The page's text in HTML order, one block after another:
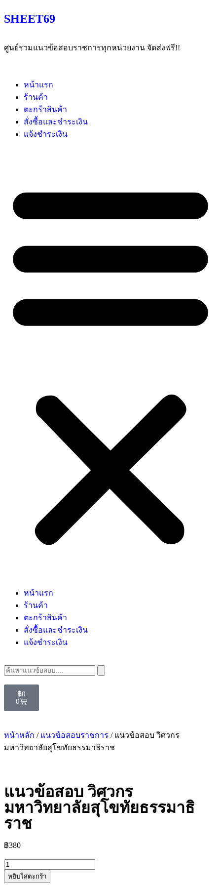
SHEET69
ศูนย์รวมแนวข้อสอบราชการทุกหน่วยงาน จัดส่งฟรี!!
หน้าแรก
ร้านค้า
ตะกร้าสินค้า
สั่งซื้อและชำระเงิน
แจ้งชำระเงิน
หน้าแรก
ร้านค้า
ตะกร้าสินค้า
สั่งซื้อและชำระเงิน
แจ้งชำระเงิน
฿0
0
หน้าหลัก / แนวข้อสอบราชการ / แนวข้อสอบ วิศวกร
มหาวิทยาลัยสุโขทัยธรรมาธิราช
แนวข้อสอบ วิศวกร
มหาวิทยาลัยสุโขทัยธรรมาธิ
ราช
฿380
หยิบใส่ตะกร้า